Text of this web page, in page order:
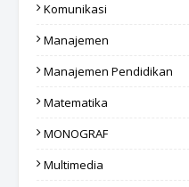
Komunikasi
Manajemen
Manajemen Pendidikan
Matematika
MONOGRAF
Multimedia